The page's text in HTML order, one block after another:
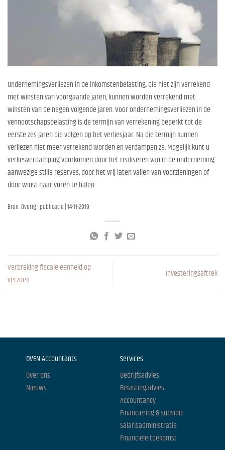
Ondernemingsverliezen in de inkomstenbelasting, die niet zijn verrekend
met winsten van voorgaande jaren, kunnen worden verrekend met
winsten van de negen volgende jaren. Voor ondernemingsverliezen in de
vennootschapsbelasting is de termijn van verrekening beperkt tot de
eerste zes jaren die volgen op het verliesjaar. Na die termijn kunnen
verliezen niet meer verrekend worden en verdampen ze. Mogelijk kunt u
verliesverdamping voorkomen door het realiseren van in de onderneming
aanwezige stille reserves, door het vrij laten vallen van voorzieningen of
door winst naar voren te halen.
Bron: Overig | publicatie | 14-11-2019
Verbreking fiscale eenheid op
verzoek
Investeringsaftrek
DVEN Accountants
Over ons
Nieuws
Services
Bedrijfsadvies
Belastingadvies
Accountancy
Financiering & subsidie
Salarisadministratie
Financiële toekomst